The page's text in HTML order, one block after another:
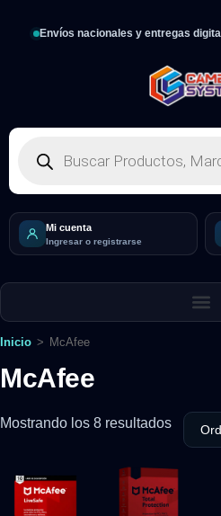
Envíos nacionales y entregas
Mi cuenta
Ingresar o registrarse
Inicio > McAfee
McAfee
Mostrando los 8 resultados